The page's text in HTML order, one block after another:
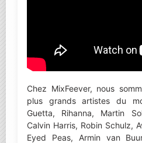
Chez MixFeever, nous
plus grands artistes du
Guetta, Rihanna, Martin
Calvin Harris, Robin Schulz,
Eyed Peas, Armin van